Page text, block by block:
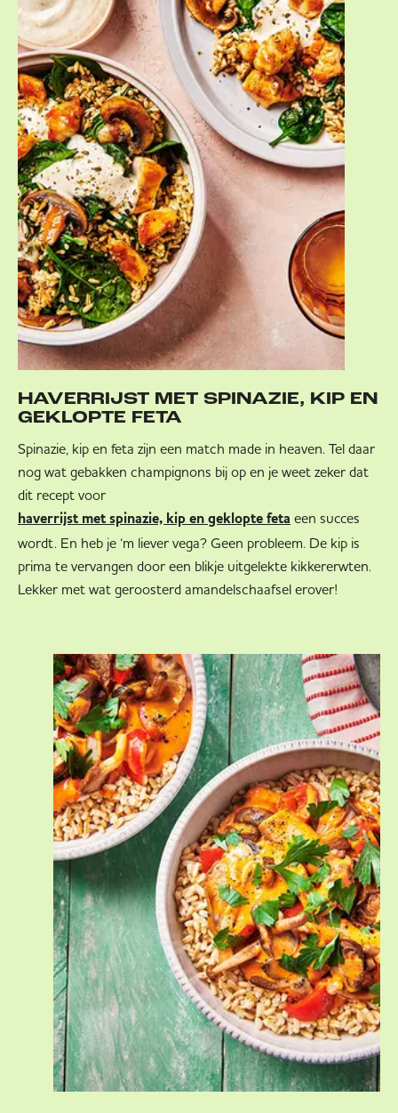
HAVERRIJST MET SPINAZIE, KIP EN
GEKLOPTE FETA
Spinazie, kip en feta zijn een match made in heaven. Tel daar
nog wat gebakken champignons bij op en je weet zeker dat
dit recept voor
haverrijst met spinazie, kip en geklopte feta een succes
wordt. En heb je ‘m liever vega? Geen probleem. De kip is
prima te vervangen door een blikje uitgelekte kikkererwten.
Lekker met wat geroosterd amandelschaafsel erover!